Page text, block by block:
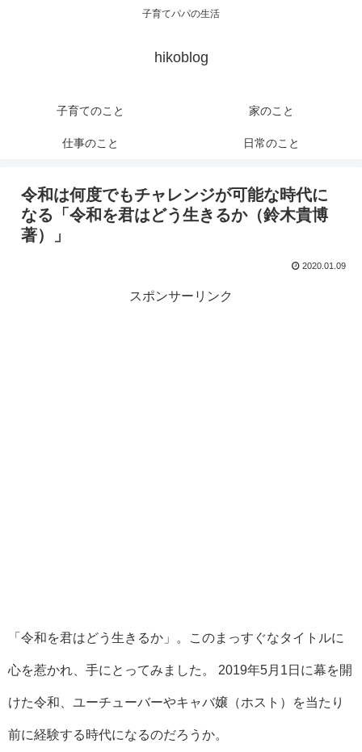
子育てパパの生活
hikoblog
子育てのこと 家のこと
仕事のこと 日常のこと
令和は何度でもチャレンジが可能な時代に
なる「令和を君はどう生きるか（鈴木貴博
著）」
2020.01.09
スポンサーリンク
「令和を君はどう生きるか」。このまっすぐなタイトルに
心を惹かれ、手にとってみました。 2019年5月1日に幕を開
けた令和、ユーチューバーやキャバ嬢（ホスト）を当たり
前に経験する時代になるのだろうか。